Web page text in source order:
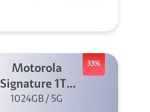
33%
Motorola
Signature 1TB
Negro
1024GB / 5G